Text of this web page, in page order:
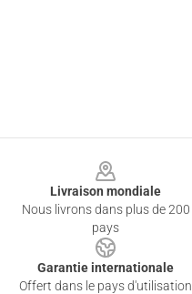
Livraison mondiale
Nous livrons dans plus de 200
pays
Garantie internationale
Offert dans le pays d'utilisation